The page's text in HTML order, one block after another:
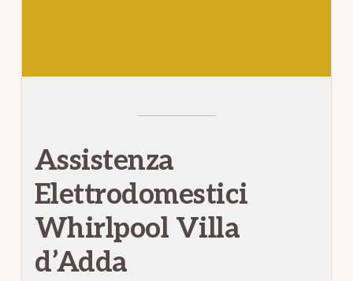
Assistenza
Elettrodomestici
Whirlpool Villa
d’Adda